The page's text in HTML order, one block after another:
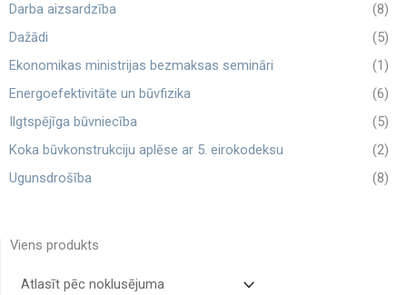
Darba aizsardzība
(8)
Dažādi
(5)
Ekonomikas ministrijas bezmaksas semināri
(1)
Energoefektivitāte un būvfizika
(6)
Ilgtspējīga būvniecība
(5)
Koka būvkonstrukciju aplēse ar 5. eirokodeksu
(2)
Ugunsdrošība
(8)
Viens produkts